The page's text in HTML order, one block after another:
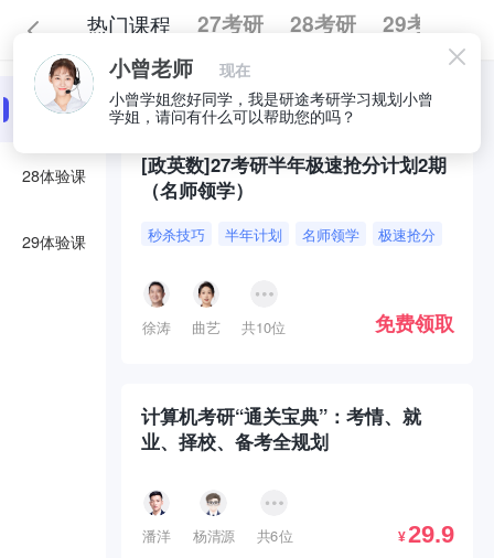
热门课程 27考研 28考研 29考研
27体验课
28体验课
29体验课
全部 必囤好课
[政英数]27考研半年极速抢分计划2期
（名师领学）
秒杀技巧 半年计划 名师领学 极速抢分
徐涛 曲艺 共10位 免费领取
计算机考研“通关宝典”：考情、就
业、择校、备考全规划
潘洋 杨清源 共6位 ¥29.9
小曾老师
现在
小曾学姐您好同学，我是研途考研学习规划小曾
学姐，请问有什么可以帮助您的吗？